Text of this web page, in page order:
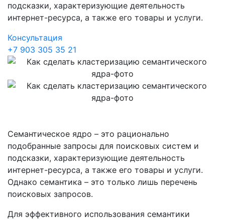
подсказки, характеризующие деятельность
интернет-ресурса, а также его товары и услуги.
Консультация
+7 903 305 35 21
Семантическое ядро – это рационально
подобранные запросы для поисковых систем и
подсказки, характеризующие деятельность
интернет-ресурса, а также его товары и услуги.
Однако семантика – это только лишь перечень
поисковых запросов.
Для эффективного использования семантики